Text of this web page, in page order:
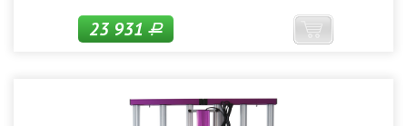
23 931Р